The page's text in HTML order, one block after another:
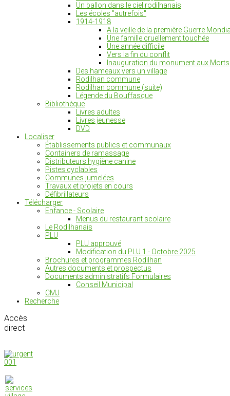
Un ballon dans le ciel rodilhanais
Les écoles "autrefois"
1914-1918
A la veille de la première Guerre
Une famille cruellement touchée
Une année difficile
Vers la fin du conflit
Inauguration du monument aux Morts
Des hameaux vers un village
Rodilhan commune
Rodilhan commune (suite)
Légende du Bouffasque
Bibliothèque
Livres adultes
Livres jeunesse
DVD
Localiser
Établissements publics et communaux
Containers de ramassage
Distributeurs hygiène canine
Pistes cyclables
Communes jumelées
Travaux et projets en cours
Défibrillateurs
Télécharger
Enfance - Scolaire
Menus du restaurant scolaire
Le Rodilhanais
PLU
PLU approuvé
Modification du PLU 1 - Octobre 2025
Brochures et programmes Rodilhan
Autres documents et prospectus
Documents administratifs Formulaires
Conseil Municipal
CMJ
Recherche
Accès
direct